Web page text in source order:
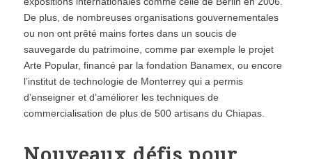
De plus, de nombreuses organisations gouvernementales
ou non ont prêté mains fortes dans un soucis de
sauvegarde du patrimoine, comme par exemple le projet
Arte Popular, financé par la fondation Banamex, ou encore
l’institut de technologie de Monterrey qui a permis
d’enseigner et d’améliorer les techniques de
commercialisation de plus de 500 artisans du Chiapas.